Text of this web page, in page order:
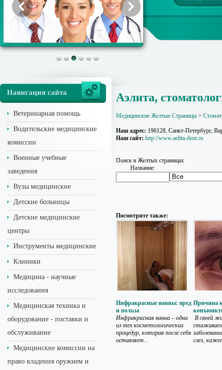
Навигация сайта
Ветеринарная помощь
Водительские медицинские
комиссии
Военные учебные
заведения
Вузы медицинские
Детские больницы
Детские медицинские
центры
Инструменты медицинские
Клиники
Медицина - научные
исследования
Медицинская техника и
оборудование - поставки и
обслуживание
Медицинские комиссии на
право владения оружием и
Аэлита,
Медицинские Желтые Страницы >
Наш адрес: 196128, Санкт-Петербург,
Наш сайт: http://www.aelita-dent.ru
Поиск в Желтых страницах
Название:
Посмотрите также:
Инфракрасные ванны: вред
и польза
Инфракрасная ванна – одна
из тех косметологических
процедур, которая после себя
оставляет...
Причина
В своей
слез,